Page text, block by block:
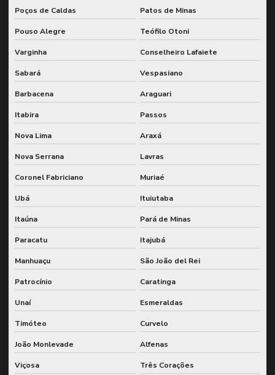
Monitoramento remoto de vibração
Monitoramento de vibração para plantas industriais
Monitoramento de vibração em tempo real
Monitoramento de vibrações
Pcm integrado ao sap
Planejamento e controle de manutenção integrado
Planejamento e controle de manutenção com sap
Planejamento estratégico de manutenção
Planejamento e execução de wcm
Planejamento de grandes paradas
Planejamento de manutenção preventiva no sap
Planejamento de manutenção utilizando sap
Planejamento de manutenção wcm
Planejamento de paradas para corrente crítica
Plano de manutenção de confiabilidade
Plano de manutenção para equipamentos industriais
Poços de Caldas Patos de Minas
Pouso Alegre Teófilo Otoni
Varginha Conselheiro Lafaiete
Sabará Vespasiano
Barbacena Araguari
Itabira Passos
Nova Lima Araxá
Nova Serrana Lavras
Coronel Fabriciano Muriaé
Ubá Ituiutaba
Itaúna Pará de Minas
Paracatu Itajubá
Manhuaçu São João del Rei
Patrocínio Caratinga
Unaí Esmeraldas
Timóteo Curvelo
João Monlevade Alfenas
Viçosa Três Corações